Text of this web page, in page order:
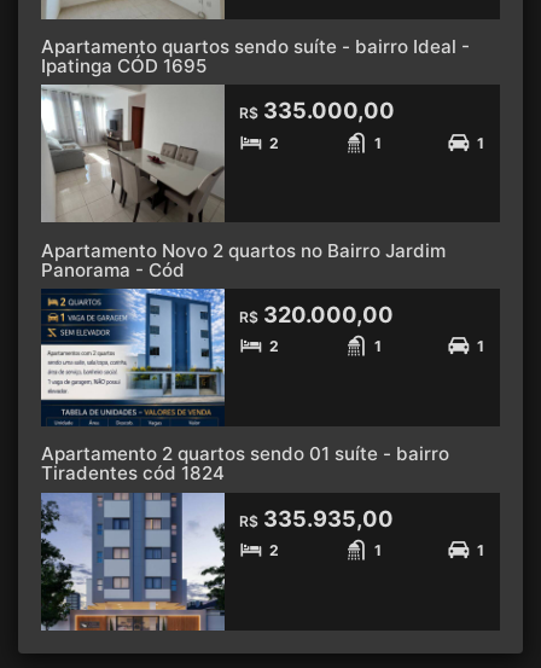
Apartamento quartos sendo suíte - bairro Ideal -
Ipatinga CÓD 1695
R$ 335.000,00
2 1 1
Apartamento Novo 2 quartos no Bairro Jardim
Panorama - Cód
R$ 320.000,00
2 1 1
Apartamento 2 quartos sendo 01 suíte - bairro
Tiradentes cód 1824
R$ 335.935,00
2 1 1